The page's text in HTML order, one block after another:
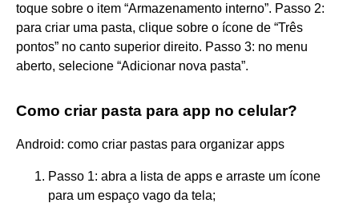
toque sobre o item “Armazenamento interno”. Passo 2:
para criar uma pasta, clique sobre o ícone de “Três
pontos” no canto superior direito. Passo 3: no menu
aberto, selecione “Adicionar nova pasta”.
Como criar pasta para app no celular?
Android: como criar pastas para organizar apps
Passo 1: abra a lista de apps e arraste um ícone
para um espaço vago da tela;